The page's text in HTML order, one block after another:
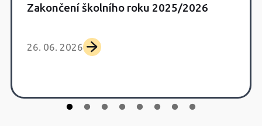
Zakončení školního roku 2025/2026
26. 06. 2026